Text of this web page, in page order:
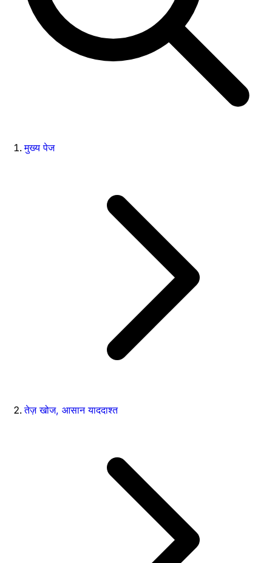
मुख्य पेज
तेज़ खोज, आसान याददाश्त